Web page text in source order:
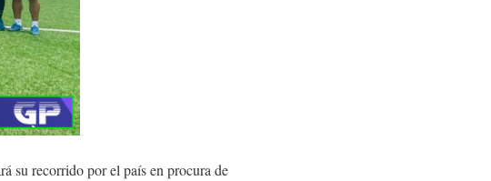
su recorrido por el país en procura de